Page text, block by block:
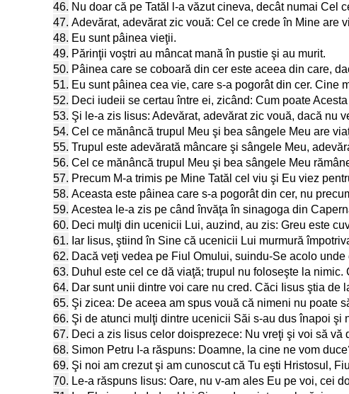
46. Nu doar că pe Tatăl l-a văzut cineva, decât numai Cel
47. Adevărat, adevărat zic vouă: Cel ce crede în Mine are
48. Eu sunt pâinea vieţii.
49. Părinţii voştri au mâncat mană în pustie şi au murit.
50. Pâinea care se coboară din cer este aceea din care,
51. Eu sunt pâinea cea vie, care s-a pogorât din cer. Cine
52. Deci iudeii se certau între ei, zicând: Cum poate
53. Şi le-a zis Iisus: Adevărat, adevărat zic vouă, dacă nu
54. Cel ce mănâncă trupul Meu şi bea sângele Meu are
55. Trupul este adevărată mâncare şi sângele Meu,
56. Cel ce mănâncă trupul Meu şi bea sângele Meu
57. Precum M-a trimis pe Mine Tatăl cel viu şi Eu viez
58. Aceasta este pâinea care s-a pogorât din cer, nu
59. Acestea le-a zis pe când învăţa în sinagoga din
60. Deci mulţi din ucenicii Lui, auzind, au zis: Greu este
61. Iar Iisus, ştiind în Sine că ucenicii Lui murmură
62. Dacă veţi vedea pe Fiul Omului, suindu-Se acolo
63. Duhul este cel ce dă viaţă; trupul nu foloseşte la
64. Dar sunt unii dintre voi care nu cred. Căci Iisus ştia
65. Şi zicea: De aceea am spus vouă că nimeni nu poate
66. Şi de atunci mulţi dintre ucenicii Săi s-au dus înapoi şi
67. Deci a zis Iisus celor doisprezece: Nu vreţi şi voi să vă
68. Simon Petru I-a răspuns: Doamne, la cine ne vom
69. Şi noi am crezut şi am cunoscut că Tu eşti Hristosul,
70. Le-a răspuns Iisus: Oare, nu v-am ales Eu pe voi, cei